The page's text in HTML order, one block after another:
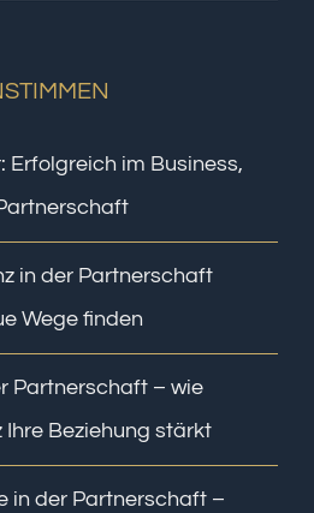
Erfolgreich im Business,
in der Partnerschaft
Wege finden
Partnerschaft – wie
Ihre Beziehung stärkt
in der Partnerschaft –